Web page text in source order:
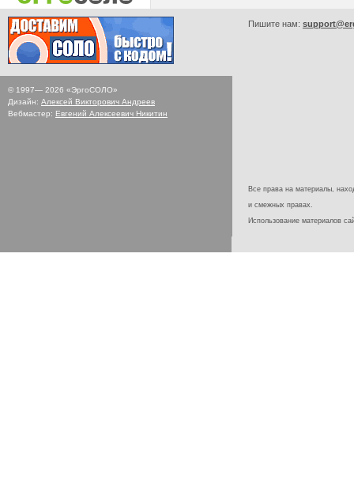
© 1997— 2026 «ЭргоСОЛО»
Дизайн: Алексей Викторович Андреев
Вебмастер: Евгений Алексеевич Никитин
Пишите нам:
Все права на материалы,
и смежных правах.
Использование материалов